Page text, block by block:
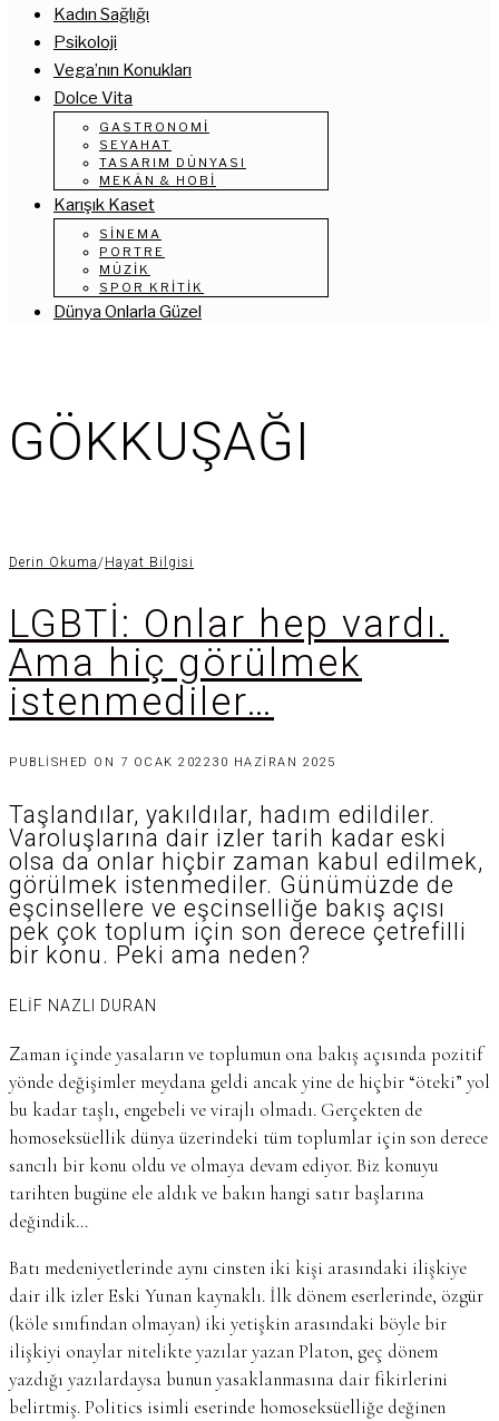
Kadın Sağlığı
Psikoloji
Vega’nın Konukları
Dolce Vita
GASTRONOMI
SEYAHAT
TASARIM DÜNYASI
MEKÂN & HOBI
Karışık Kaset
SINEMA
PORTRE
MÜZIK
SPOR KRITIK
Dünya Onlarla Güzel
GÖKKUŞAĞI
Derin Okuma /Hayat Bilgisi
LGBTİ: Onlar hep vardı.
Ama hiç görülmek
istenmediler…
PUBLISHED ON 7 OCAK 202230 HAZIRAN 2025
Taşlandılar, yakıldılar, hadım edildiler.
Varoluşlarına dair izler tarih kadar eski
olsa da onlar hiçbir zaman kabul edilmek,
görülmek istenmediler. Günümüzde de
eşcinsellere ve eşcinselliğe bakış açısı
pek çok toplum için son derece çetrefilli
bir konu. Peki ama neden?
ELİF NAZLI DURAN
Zaman içinde yasaların ve toplumun ona bakış açısında pozitif
yönde değişimler meydana geldi ancak yine de hiçbir “öteki” yol
bu kadar taşlı, engebeli ve virajlı olmadı. Gerçekten de
homoseksüellik dünya üzerindeki tüm toplumlar için son derece
sancılı bir konu oldu ve olmaya devam ediyor. Biz konuyu
tarihten bugüne ele aldık ve bakın hangi satır başlarına
değindik…
Batı medeniyetlerinde aynı cinsten iki kişi arasındaki ilişkiye
dair ilk izler Eski Yunan kaynaklı. İlk dönem eserlerinde, özgür
(köle sınıfından olmayan) iki yetişkin arasındaki böyle bir
ilişkiyi onaylar nitelikte yazılar yazan Platon, geç dönem
yazdığı yazılardaysa bunun yasaklanmasına dair fikirlerini
belirtmiş. Politics isimli eserinde homoseksüelliğe değinen